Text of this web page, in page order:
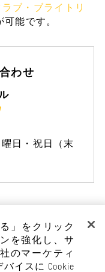
ラブ・ブライトリ
能です。
わせ
日・祝日（末
」をクリック
を強化し、サ
のマーケティ
イスに Cookie